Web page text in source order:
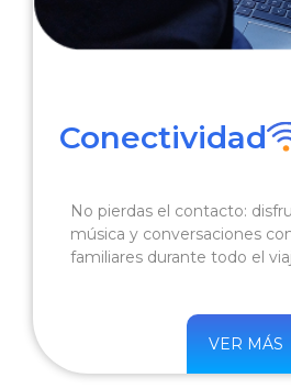
Conectividad
No pierdas el contacto:
música y conversaciones
familiares durante todo el
VER MÁS